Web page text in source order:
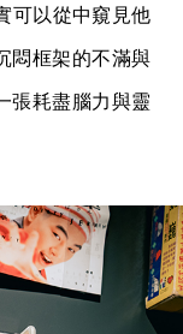
可以從中窺見他
悶框架的不滿與
張耗盡腦力與靈